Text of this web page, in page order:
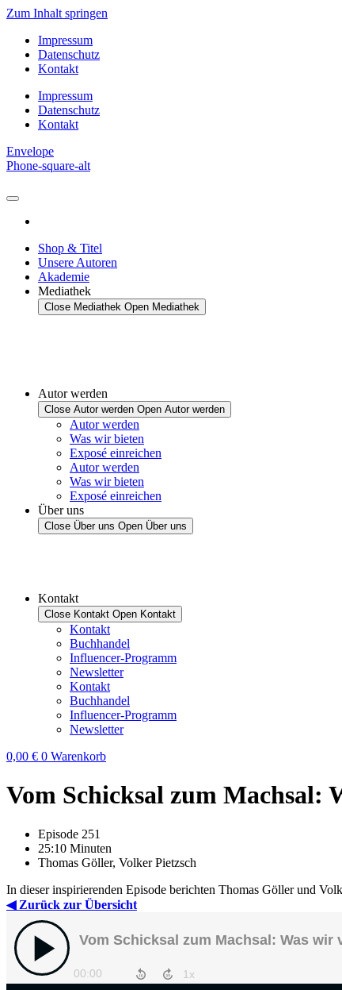
Zum Inhalt springen
Impressum
Datenschutz
Kontakt
Impressum
Datenschutz
Kontakt
Envelope
Phone-square-alt
Shop & Titel
Unsere Autoren
Akademie
Mediathek
Close Mediathek Open Mediathek
Autor werden
Close Autor werden Open Autor werden
Autor werden
Was wir bieten
Exposé einreichen
Autor werden
Was wir bieten
Exposé einreichen
Über uns
Close Über uns Open Über uns
Kontakt
Close Kontakt Open Kontakt
Kontakt
Buchhandel
Influencer-Programm
Newsletter
Kontakt
Buchhandel
Influencer-Programm
Newsletter
0,00 € 0 Warenkorb
Vom Schicksal zum Machsal:
Episode 251
25:10 Minuten
Thomas Göller, Volker Pietzsch
In dieser inspirierenden Episode berichten Thomas Göller und
◀ Zurück zur Übersicht